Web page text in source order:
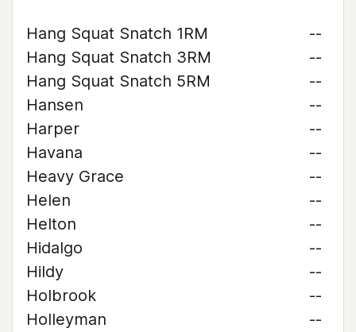
Hang Squat Snatch 1RM
--
Hang Squat Snatch 3RM
--
Hang Squat Snatch 5RM
--
Hansen
--
Harper
--
Havana
--
Heavy Grace
--
Helen
--
Helton
--
Hidalgo
--
Hildy
--
Holbrook
--
Holleyman
--